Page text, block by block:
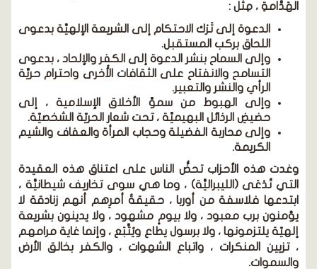
الهَدَّامةِ ، مِثل :
الدعوة إلى تَرْك الاحتكام إلى الشريعة الإلهيِّة بدعوى
اللحاق بركب المستقبل.
وإلى السماح بنشر الدعوة إلى الكفر والإلحاد ، بدعوى
التسامح والانفتاح على الثقافات الأُخرى واحترام حريِّة
الرأي والنشر والتعبير.
وإلى الهبوط من سموِّ الأخلاق الإسلامية ، إلى
حضيضِ الرذائل البهيميِّة ، تحت شعار الحريّة الشخصيّة.
وإلى محاربة الفضيلة وحجاب المرأة والعفاف والشيم
الكريمة.
وغدت هذه الأحزاب تحضُّ الناس على اعتناق هذه العقيدة
التي تُدْعَى (الليبراليَّة) ، وما هي سوى تخاريف شيطانيَّة ،
ابتدعها فلاسفة من أوربا ، حقيقةُ أمرِهم أنهم زنادقة لا
يؤمنون برب معبود ، ولا بيومٍ مشهود ، ولا يدينون بشريعة
إلهيّة يلتزمونها ، ولا برسول يطاع ويُتَّبَع ، وإنما غاية مرامهم
، تزيين المنكرات ، واتباع الشهوات ، والكفر بخالق الأرض
والسموات.